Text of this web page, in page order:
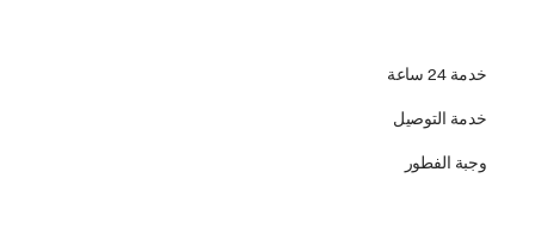
خدمة 24 ساعة
خدمة التوصيل
وجبة الفطور